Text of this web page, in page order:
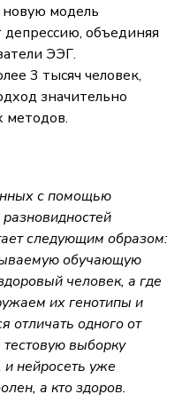
модель
депрессию, объединяя
ЭЭГ.
3 тысяч человек,
значительно
с помощью
следующим образом:
обучающую
человек, а где
их генотипы и
одного от
выборку
и нейросеть уже
а кто здоров.